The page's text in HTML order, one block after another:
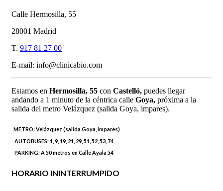
Calle Hermosilla, 55
28001 Madrid
T. 917 81 27 00
E-mail: info@clinicabio.com
Estamos en Hermosilla, 55 con Castelló, puedes llegar
andando a 1 minuto de la céntrica calle Goya, próxima a la
salida del metro Velázquez (salida Goya, impares).
METRO:Velázquez (salida Goya, impares)
AUTOBUSES:1, 9, 19, 21, 29, 51, 52, 53, 74
PARKING:A 50 metros en Calle Ayala 54
HORARIO ININTERRUMPIDO